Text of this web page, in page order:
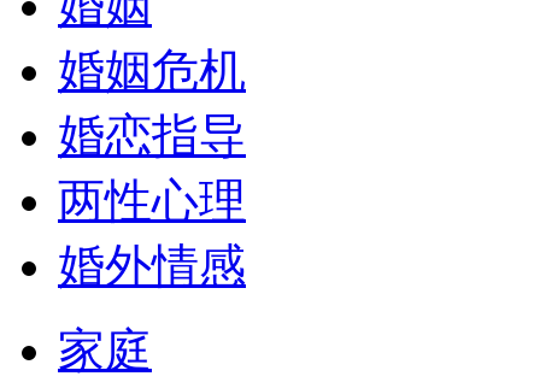
婚姻危机
婚恋指导
两性心理
婚外情感
家庭